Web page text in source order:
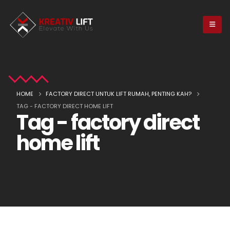
HOME
FACTORY DIRECT UNTUK LIFT RUMAH, PENTING KAH?
TAG - FACTORY DIRECT HOME LIFT
Tag - factory direct
home lift